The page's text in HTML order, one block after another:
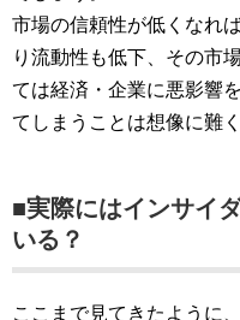
市場の信頼性が低くなれ
り流動性も低下、その市
ては経済・企業に悪影響
てしまうことは想像に難
■実際にはインサイ
いる？
ここまで見てきたように